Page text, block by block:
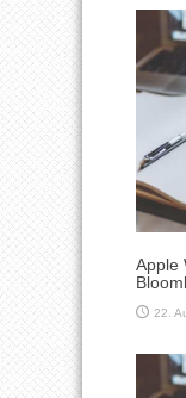
Apple
22.